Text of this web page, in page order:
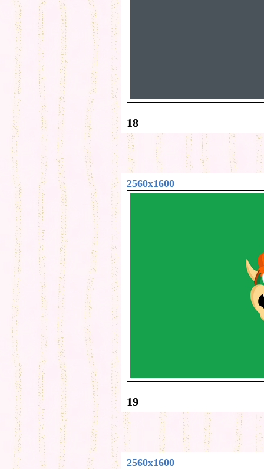
18
2560x1600
19
2560x1600